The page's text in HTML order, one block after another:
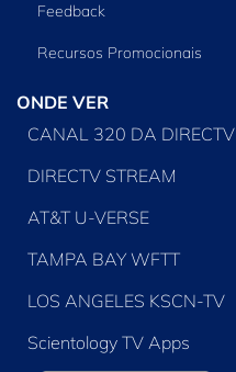
Feedback
Recursos Promocionais
ONDE VER
CANAL 320 DA DIRECTV
DIRECTV STREAM
AT&T U-VERSE
TAMPA BAY WFTT
LOS ANGELES KSCN-TV
Scientology TV Apps